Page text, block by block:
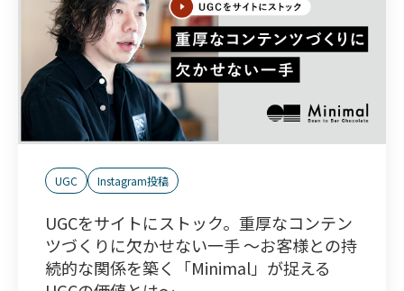
UGC Instagram投稿
UGCをサイトにストック。重厚なコンテン
ツづくりに欠かせない一手 ～お客様との持
続的な関係を築く「Minimal」が捉える